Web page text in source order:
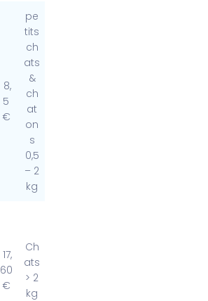
8,
5
€
pe
tits
ch
ats
&
ch
at
on
s
0,5
– 2
kg
17,
60
€
Ch
ats
> 2
kg